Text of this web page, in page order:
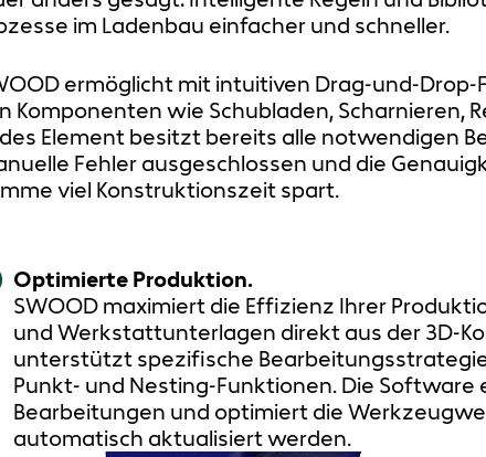
im Ladenbau einfacher und schneller.
ermöglicht mit intuitiven Drag-und-
Komponenten wie Schubladen, Scharnieren,
Element besitzt bereits alle notwendigen
Fehler ausgeschlossen und die
viel Konstruktionszeit spart.
Optimierte Produktion.
SWOOD maximiert die Effizienz Ihrer
und Werkstattunterlagen direkt aus der 3D-
unterstützt spezifische
Punkt- und Nesting-Funktionen. Die
Bearbeitungen und optimiert die
automatisch aktualisiert werden.